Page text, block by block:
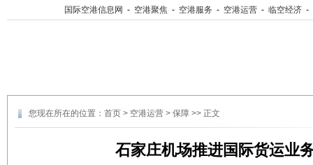
国际空港信息网 - 空港聚焦 - 空港服务 - 空港运营 - 临空经济 -
您现在所在的位置： 首页 > 空港运营 > 保障 >> 正文
石家庄机场推进国际货运业